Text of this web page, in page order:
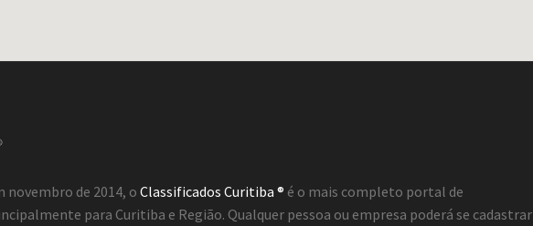
novembro de 2014, o Classificados Curitiba ® é o mais completo portal de
para Curitiba e Região. Qualquer pessoa ou empresa poderá se cadastrar